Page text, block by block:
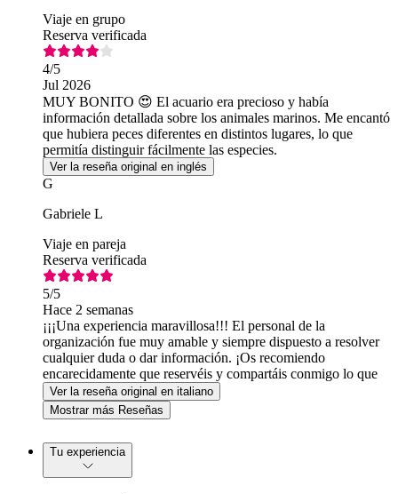
Viaje en grupo
Reserva verificada
4/5
Jul 2026
MUY BONITO 😍 El acuario era precioso y había
información detallada sobre los animales marinos. Me encantó
que hubiera peces diferentes en distintos lugares, lo que
permitía distinguir fácilmente las especies.
Ver la reseña original en inglés
G
Gabriele L
Viaje en pareja
Reserva verificada
5/5
Hace 2 semanas
¡¡¡Una experiencia maravillosa!!! El personal de la
organización fue muy amable y siempre dispuesto a resolver
cualquier duda o dar información. ¡Os recomiendo
encarecidamente que reservéis y compartáis conmigo lo que
viví durante ese tiempo!
Ver la reseña original en italiano
Mostrar más Reseñas
Tu experiencia